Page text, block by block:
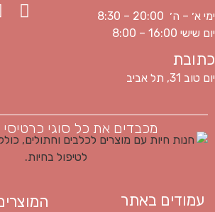
ימי א׳ – ה׳ 20:00 – 8:30
יום שישי 16:00 – 8:00
כתובת
יום טוב 31, תל אביב
מכבדים את כל סוגי
עמודים באתר